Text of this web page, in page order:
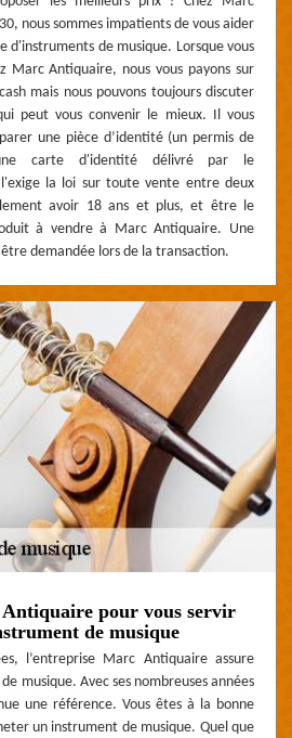
nous sommes impatients de vous aider
d'instruments de musique. Lorsque vous
Marc Antiquaire, nous vous payons sur
mais nous pouvons toujours discuter
peut vous convenir le mieux. Il vous
une pièce d’identité (un permis de
carte d'identité délivré par le
la loi sur toute vente entre deux
avoir 18 ans et plus, et être le
à vendre à Marc Antiquaire. Une
demandée lors de la transaction.
pour vous servir
de musique
l’entreprise Marc Antiquaire assure
musique. Avec ses nombreuses années
une référence. Vous êtes à la bonne
un instrument de musique. Quel que